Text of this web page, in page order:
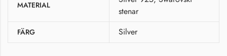
MATERIAL
stenar
FÄRG Silver